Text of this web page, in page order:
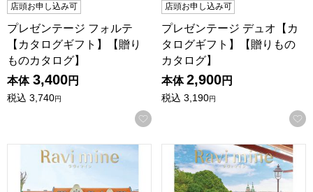
店頭お申し込み可
プレゼンテージ フォルテ
【カタログギフト】【贈り
ものカタログ】
本体 3,400円
税込 3,740円
お気に入りに登録する
店頭お申し込み可
プレゼンテージ デュオ【カ
タログギフト】【贈りもの
カタログ】
本体 2,900円
税込 3,190円
ラヴィマイン ダイヤモンド【カタログギフト】【贈りもの
ラヴィマイン ルビー【カタ